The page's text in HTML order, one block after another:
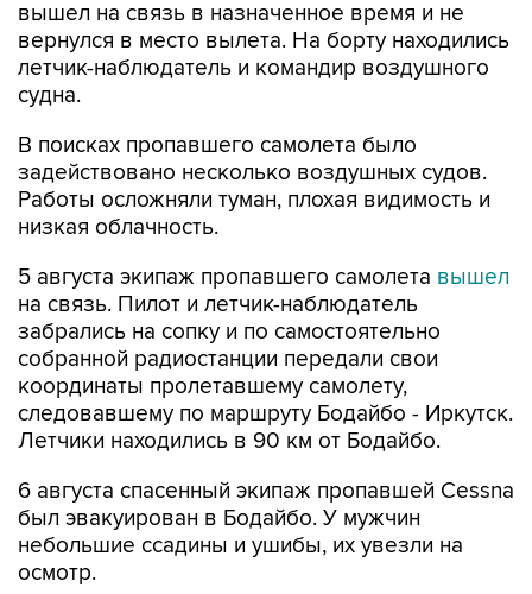
вышел на связь в назначенное время и не
вернулся в место вылета. На борту находились
летчик-наблюдатель и командир воздушного
судна.
В поисках пропавшего самолета было
задействовано несколько воздушных судов.
Работы осложняли туман, плохая видимость и
низкая облачность.
5 августа экипаж пропавшего самолета вышел
на связь. Пилот и летчик-наблюдатель
забрались на сопку и по самостоятельно
собранной радиостанции передали свои
координаты пролетавшему самолету,
следовавшему по маршруту Бодайбо - Иркутск.
Летчики находились в 90 км от Бодайбо.
6 августа спасенный экипаж пропавшей Cessna
был эвакуирован в Бодайбо. У мужчин
небольшие ссадины и ушибы, их увезли на
осмотр.